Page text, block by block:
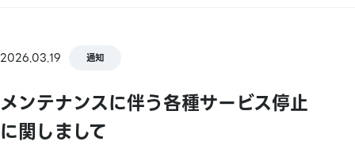
2026.03.19 通知
メンテナンスに伴う各種サービス停止
に関しまして